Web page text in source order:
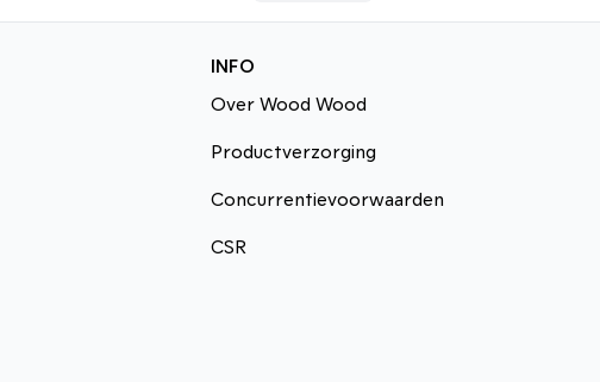
INFO
Over Wood Wood
Productverzorging
Concurrentievoorwaarden
CSR